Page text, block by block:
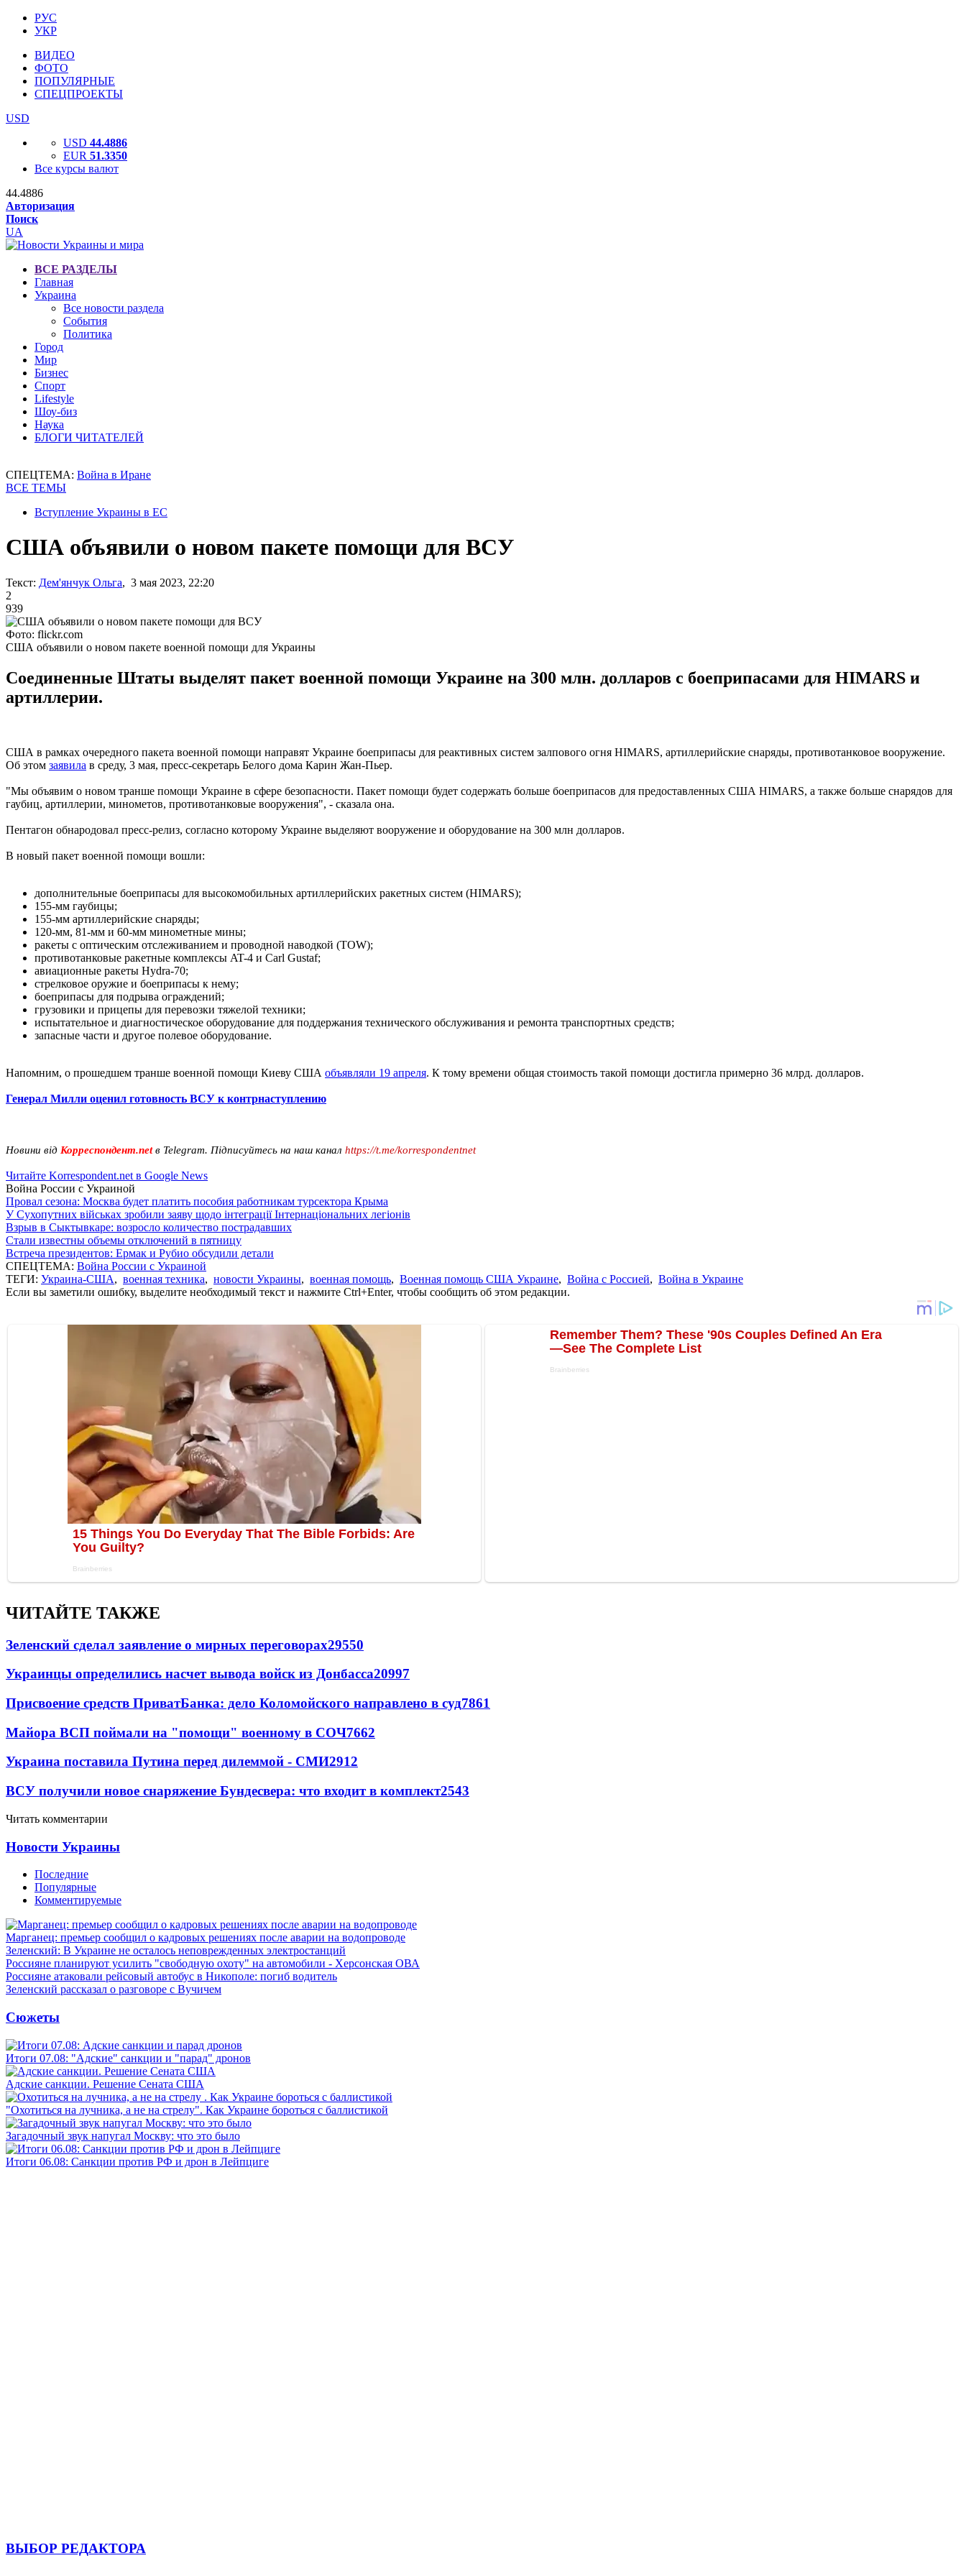
РУС
УКР
ВИДЕО
ФОТО
ПОПУЛЯРНЫЕ
СПЕЦПРОЕКТЫ
USD
USD 44.4886
EUR 51.3350
Все курсы валют
44.4886
Авторизация
Поиск
UA
ВСЕ РАЗДЕЛЫ
Главная
Украина
Все новости раздела
События
Политика
Город
Мир
Бизнес
Спорт
Lifestyle
Шоу-биз
Наука
БЛОГИ ЧИТАТЕЛЕЙ
СПЕЦТЕМА: Война в Иране
ВСЕ ТЕМЫ
Вступление Украины в ЕС
США объявили о новом пакете помощи для ВСУ
Текст: Дем'янчук Ольга, 3 мая 2023, 22:20
2
939
Фото: flickr.com
США объявили о новом пакете военной помощи для Украины
Соединенные Штаты выделят пакет военной помощи Украине на 300 млн. долларов с боеприпасами для HIMARS и
артиллерии.
США в рамках очередного пакета военной помощи направят Украине боеприпасы для реактивных систем залпового огня HIMARS, артиллерийские снаряды, противотанковое вооружение.
Об этом заявила в среду, 3 мая, пресс-секретарь Белого дома Карин Жан-Пьер.
"Мы объявим о новом транше помощи Украине в сфере безопасности. Пакет помощи будет содержать больше боеприпасов для предоставленных США HIMARS, а также больше снарядов для
гаубиц, артиллерии, минометов, противотанковые вооружения", - сказала она.
Пентагон обнародовал пресс-релиз, согласно которому Украине выделяют вооружение и оборудование на 300 млн долларов.
В новый пакет военной помощи вошли:
дополнительные боеприпасы для высокомобильных артиллерийских ракетных систем (HIMARS);
155-мм гаубицы;
155-мм артиллерийские снаряды;
120-мм, 81-мм и 60-мм минометные мины;
ракеты с оптическим отслеживанием и проводной наводкой (TOW);
противотанковые ракетные комплексы AT-4 и Carl Gustaf;
авиационные ракеты Hydra-70;
стрелковое оружие и боеприпасы к нему;
боеприпасы для подрыва ограждений;
грузовики и прицепы для перевозки тяжелой техники;
испытательное и диагностическое оборудование для поддержания технического обслуживания и ремонта транспортных средств;
запасные части и другое полевое оборудование.
Напомним, о прошедшем транше военной помощи Киеву США объявляли 19 апреля. К тому времени общая стоимость такой помощи достигла примерно 36 млрд. долларов.
Генерал Милли оценил готовность ВСУ к контрнаступлению
Новини від Корреспондент.netв Telegram. Підписуйтесь на наш канал https://t.me/korrespondentnet
Читайте Korrespondent.net в Google News
Война России с Украиной
Провал сезона: Москва будет платить пособия работникам турсектора Крыма
У Сухопутних військах зробили заяву щодо інтеграції Інтернаціональних легіонів
Взрыв в Сыктывкаре: возросло количество пострадавших
Стали известны объемы отключений в пятницу
Встреча президентов: Ермак и Рубио обсудили детали
СПЕЦТЕМА: Война России с Украиной
ТЕГИ: Украина-США, военная техника, новости Украины, военная помощь, Военная помощь США Украине, Война с Россией, Война в Украине
Если вы заметили ошибку, выделите необходимый текст и нажмите Ctrl+Enter, чтобы сообщить об этом редакции.
ЧИТАЙТЕ ТАКЖЕ
Зеленский сделал заявление о мирных переговорах29550
Украинцы определились насчет вывода войск из Донбасса20997
Присвоение средств ПриватБанка: дело Коломойского направлено в суд7861
Майора ВСП поймали на "помощи" военному в СОЧ7662
Украина поставила Путина перед дилеммой - СМИ2912
ВСУ получили новое снаряжение Бундесвера: что входит в комплект2543
Читать комментарии
Новости Украины
Последние
Популярные
Комментируемые
Марганец: премьер сообщил о кадровых решениях после аварии на водопроводе
Зеленский: В Украине не осталось неповрежденных электростанций
Россияне планируют усилить "свободную охоту" на автомобили - Херсонская ОВА
Россияне атаковали рейсовый автобус в Никополе: погиб водитель
Зеленский рассказал о разговоре с Вучичем
Сюжеты
Итоги 07.08: "Адские" санкции и "парад" дронов
Адские санкции. Решение Сената США
"Охотиться на лучника, а не на стрелу". Как Украине бороться с баллистикой
Загадочный звук напугал Москву: что это было
Итоги 06.08: Санкции против РФ и дрон в Лейпциге
ВЫБОР РЕДАКТОРА